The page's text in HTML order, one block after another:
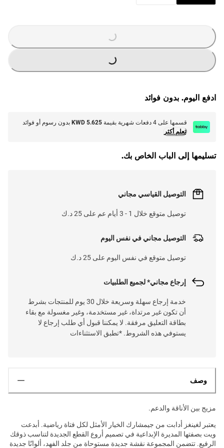
L
O
A
D
I
N
G
.
.
.
G
.
ادفع اليوم. بدون فوائد
قسمها على 4 دفعات شهرية بقيمة KWD 5.625 بدون رسوم أو فوائد
تعلم أكثر
تسليمها إلى الباب الخاص بك.
التوصيل القياسي مجاني
توصيل متوقع خلال 1 - 3 أيام عم على 25 د.ك
التوصيل مجاني في نفس اليوم
توصيل متوقع في نفس اليوم على 25 د.ك
إرجاع مجاني* لجميع الطلبيات
خدمة إرجاع سهلة وسريعة خلال 30 يوم للمنتجات بشرط
أن تكون غير مرتداة، غير مستخدمة، وغير مغسولة مع بقاء
بطاقة التعليق مرفقة. لا يمكننا قبول أي طلب إرجاع لا
يستوفي هذه الشروط. *تطبق الاستثناءات
وصف
مزيج بين الأناقة والدعم.
يعتبر لغينغز أدابت من جيمشارك الخيار الأمثل لكل فتاة رياضية. أبدعت
ويت بصفتها المديرة الإبداعية في تصميم أروع القطع الجديدة لتناسب ذوقك
الرفيع. تتضمن المجموعة نقشة جديدة مستوحاة من جلد الفهد، ألوانًا جديدة